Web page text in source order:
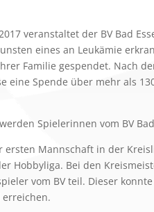
veranstaltet der BV Bad
eines an Leukämie
Familie gespendet. Nach
eine Spende über mehr als
Spielerinnen vom BV
ersten Mannschaft in der
Hobbyliga. Bei den
vom BV teil. Dieser